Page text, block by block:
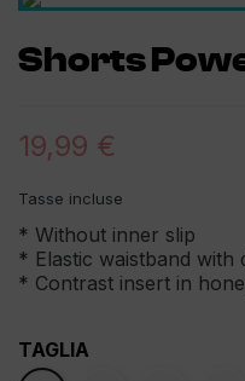
Shorts
19,99 €
Tasse incluse
* Without inner slip
* Elastic waistband with
* Contrast insert in
TAGLIA